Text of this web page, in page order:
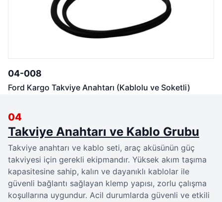
04-008
Ford Kargo Takviye Anahtarı (Kablolu ve Soketli)
04
Takviye Anahtarı ve Kablo Grubu
Takviye anahtarı ve kablo seti, araç aküsünün güç
takviyesi için gerekli ekipmandır. Yüksek akım taşıma
kapasitesine sahip, kalın ve dayanıklı kablolar ile
güvenli bağlantı sağlayan klemp yapısı, zorlu çalışma
koşullarına uygundur. Acil durumlarda güvenli ve etkili